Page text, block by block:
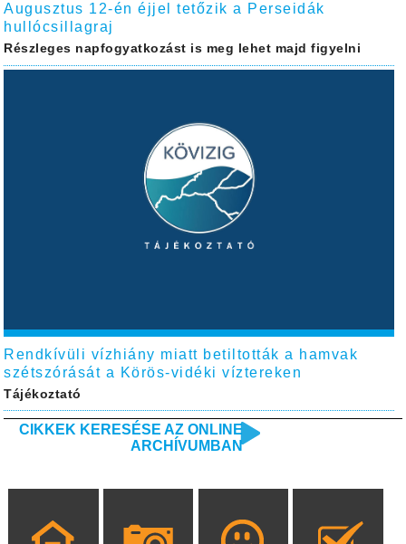
Augusztus 12-én éjjel tetőzik a Perseidák
hullócsillagraj
Részleges napfogyatkozást is meg lehet majd figyelni
Rendkívüli vízhiány miatt betiltották a hamvak
szétszórását a Körös-vidéki víztereken
Tájékoztató
CIKKEK KERESÉSE AZ ONLINE
ARCHÍVUMBAN